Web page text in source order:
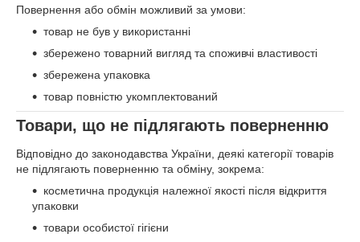
Повернення або обмін можливий за умови:
товар не був у використанні
збережено товарний вигляд та споживчі властивості
збережена упаковка
товар повністю укомплектований
Товари, що не підлягають поверненню
Відповідно до законодавства України, деякі категорії товарів
не підлягають поверненню та обміну, зокрема:
косметична продукція належної якості після відкриття
упаковки
товари особистої гігієни